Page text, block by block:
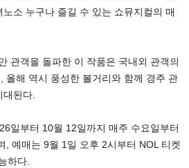
소 누구나 즐길 수 있는 쇼뮤지컬의 매
관객을 돌파한 이 작품은 국내외 관객의
올해 역시 풍성한 볼거리와 함께 경주 관
대된다.
일부터 10월 12일까지 매주 수요일부터
, 예매는 9월 1일 오후 2시부터 NOL 티켓
하다.